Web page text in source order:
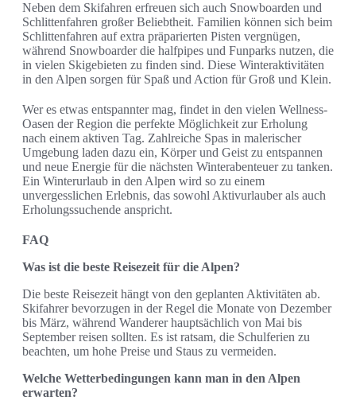
Neben dem Skifahren erfreuen sich auch Snowboarden und
Schlittenfahren großer Beliebtheit. Familien können sich beim
Schlittenfahren auf extra präparierten Pisten vergnügen,
während Snowboarder die halfpipes und Funparks nutzen, die
in vielen Skigebieten zu finden sind. Diese Winteraktivitäten
in den Alpen sorgen für Spaß und Action für Groß und Klein.
Wer es etwas entspannter mag, findet in den vielen Wellness-
Oasen der Region die perfekte Möglichkeit zur Erholung
nach einem aktiven Tag. Zahlreiche Spas in malerischer
Umgebung laden dazu ein, Körper und Geist zu entspannen
und neue Energie für die nächsten Winterabenteuer zu tanken.
Ein Winterurlaub in den Alpen wird so zu einem
unvergesslichen Erlebnis, das sowohl Aktivurlauber als auch
Erholungssuchende anspricht.
FAQ
Was ist die beste Reisezeit für die Alpen?
Die beste Reisezeit hängt von den geplanten Aktivitäten ab.
Skifahrer bevorzugen in der Regel die Monate von Dezember
bis März, während Wanderer hauptsächlich von Mai bis
September reisen sollten. Es ist ratsam, die Schulferien zu
beachten, um hohe Preise und Staus zu vermeiden.
Welche Wetterbedingungen kann man in den Alpen
erwarten?